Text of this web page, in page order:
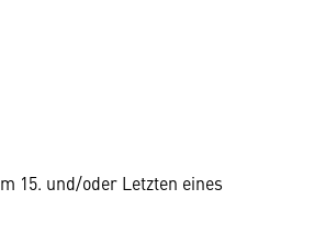
15. und/oder Letzten eines